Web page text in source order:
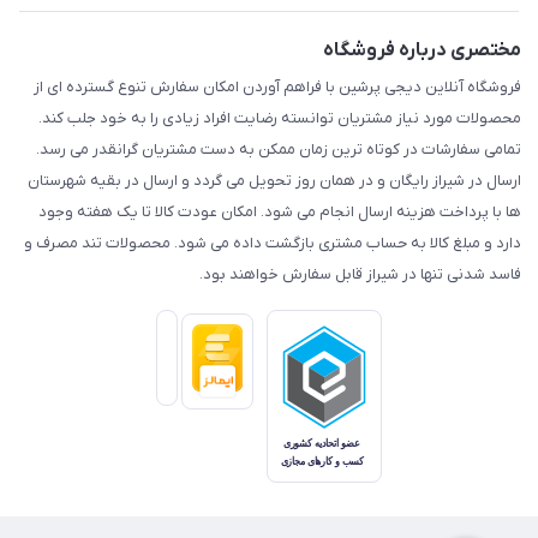
مختصری درباره فروشگاه
فروشگاه آنلاین دیجی پرشین با فراهم آوردن امکان سفارش تنوع گسترده ای از
محصولات مورد نیاز مشتریان توانسته رضایت افراد زیادی را به خود جلب کند.
تمامی سفارشات در کوتاه ترین زمان ممکن به دست مشتریان گرانقدر می رسد.
ارسال در شیراز رایگان و در همان روز تحویل می گردد و ارسال در بقیه شهرستان
ها با پرداخت هزینه ارسال انجام می شود. امکان عودت کالا تا یک هفته وجود
دارد و مبلغ کالا به حساب مشتری بازگشت داده می شود. محصولات تند مصرف و
فاسد شدنی تنها در شیراز قابل سفارش خواهند بود.